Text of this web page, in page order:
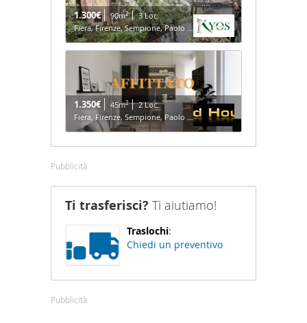
1.300€ 90m2
3 Loc.
Fiera, Firenze, Sempione, Paolo Sarpi/Arena - Milano
1.350€ 45m2
2 Loc.
Fiera, Firenze, Sempione, Paolo Sarpi/Arena - Milano
Pubblicità
Ti trasferisci? Ti aiutiamo!
Traslochi:
Chiedi un preventivo
Pubblicità